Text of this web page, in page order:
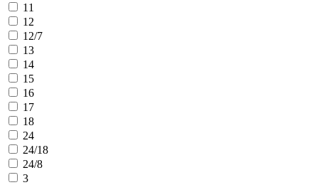
11
12
12/7
13
14
15
16
17
18
24
24/18
24/8
3